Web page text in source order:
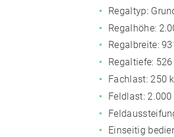
Regaltyp:
Regalhöhe:
Regalbreite:
Regaltiefe:
Fachlast: 250
Feldlast:
Einseitig